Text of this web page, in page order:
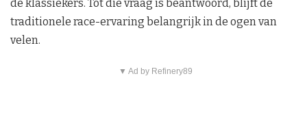
de klassiekers. Tot die vraag is beantwoord, blijft de
traditionele race-ervaring belangrijk in de ogen van
velen.
▼ Ad by Refinery89